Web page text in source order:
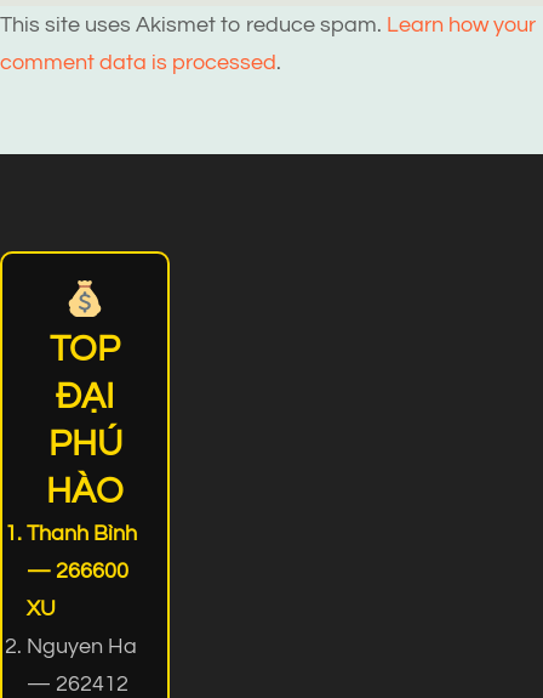
This site uses Akismet to reduce spam. Learn how your
comment data is processed.
TOP
ĐẠI
PHÚ
HÀO
Thanh Bình
— 266600
XU
Nguyen Ha
— 262412